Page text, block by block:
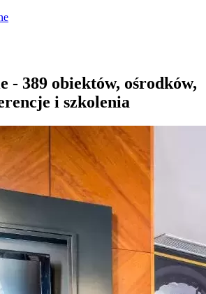
- 389 obiektów, ośrodków,
i szkolenia